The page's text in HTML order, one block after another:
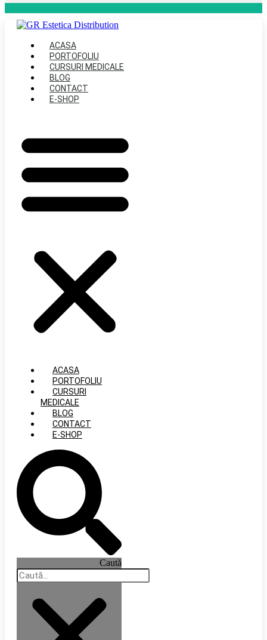
ACASA
PORTOFOLIU
CURSURI MEDICALE
BLOG
CONTACT
E-SHOP
ACASA
PORTOFOLIU
CURSURI
MEDICALE
BLOG
CONTACT
E-SHOP
Caută